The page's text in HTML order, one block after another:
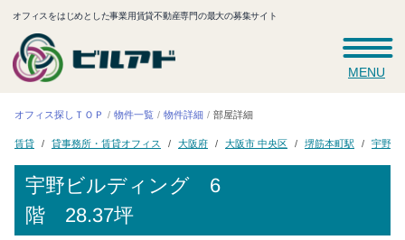
オフィスをはじめとした事業用賃貸不動産専門の最大の募集サイト
MENU
オフィス探しＴＯＰ 物件一覧 物件詳細 部屋詳細
賃貸 貸事務所・賃貸オフィス 大阪府 大阪市 中央区 堺筋本町駅 宇野ビ
宇野ビルディング 6
階 28.37坪